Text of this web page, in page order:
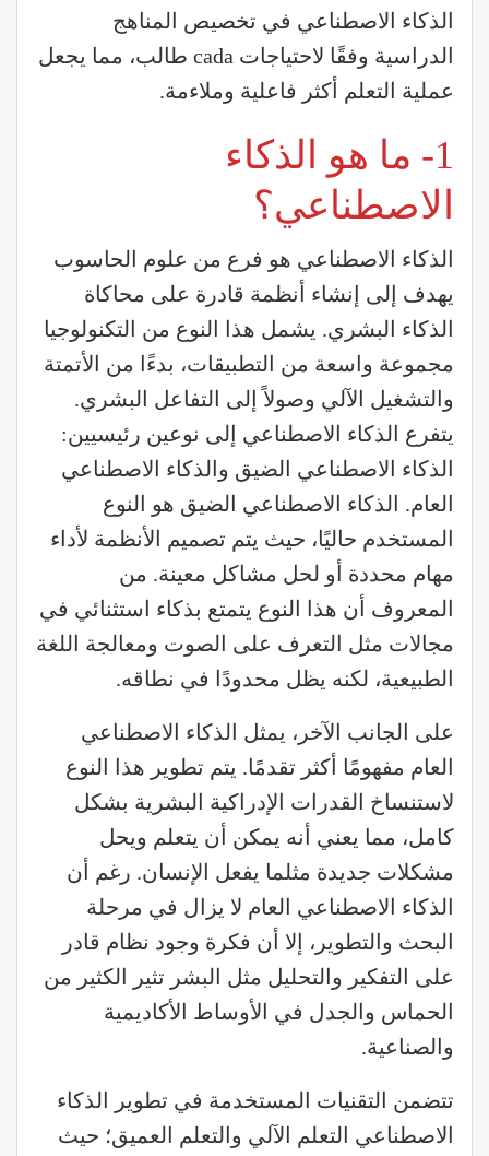
الذكاء الاصطناعي في تخصيص المناهج
الدراسية وفقًا لاحتياجات cada طالب، مما يجعل
عملية التعلم أكثر فاعلية وملاءمة.
1- ما هو الذكاء
الاصطناعي؟
الذكاء الاصطناعي هو فرع من علوم الحاسوب
يهدف إلى إنشاء أنظمة قادرة على محاكاة
الذكاء البشري. يشمل هذا النوع من التكنولوجيا
مجموعة واسعة من التطبيقات، بدءًا من الأتمتة
والتشغيل الآلي وصولاً إلى التفاعل البشري.
يتفرع الذكاء الاصطناعي إلى نوعين رئيسيين:
الذكاء الاصطناعي الضيق والذكاء الاصطناعي
العام. الذكاء الاصطناعي الضيق هو النوع
المستخدم حاليًا، حيث يتم تصميم الأنظمة لأداء
مهام محددة أو لحل مشاكل معينة. من
المعروف أن هذا النوع يتمتع بذكاء استثنائي في
مجالات مثل التعرف على الصوت ومعالجة اللغة
الطبيعية، لكنه يظل محدودًا في نطاقه.
على الجانب الآخر، يمثل الذكاء الاصطناعي
العام مفهومًا أكثر تقدمًا. يتم تطوير هذا النوع
لاستنساخ القدرات الإدراكية البشرية بشكل
كامل، مما يعني أنه يمكن أن يتعلم ويحل
مشكلات جديدة مثلما يفعل الإنسان. رغم أن
الذكاء الاصطناعي العام لا يزال في مرحلة
البحث والتطوير، إلا أن فكرة وجود نظام قادر
على التفكير والتحليل مثل البشر تثير الكثير من
الحماس والجدل في الأوساط الأكاديمية
والصناعية.
تتضمن التقنيات المستخدمة في تطوير الذكاء
الاصطناعي التعلم الآلي والتعلم العميق؛ حيث